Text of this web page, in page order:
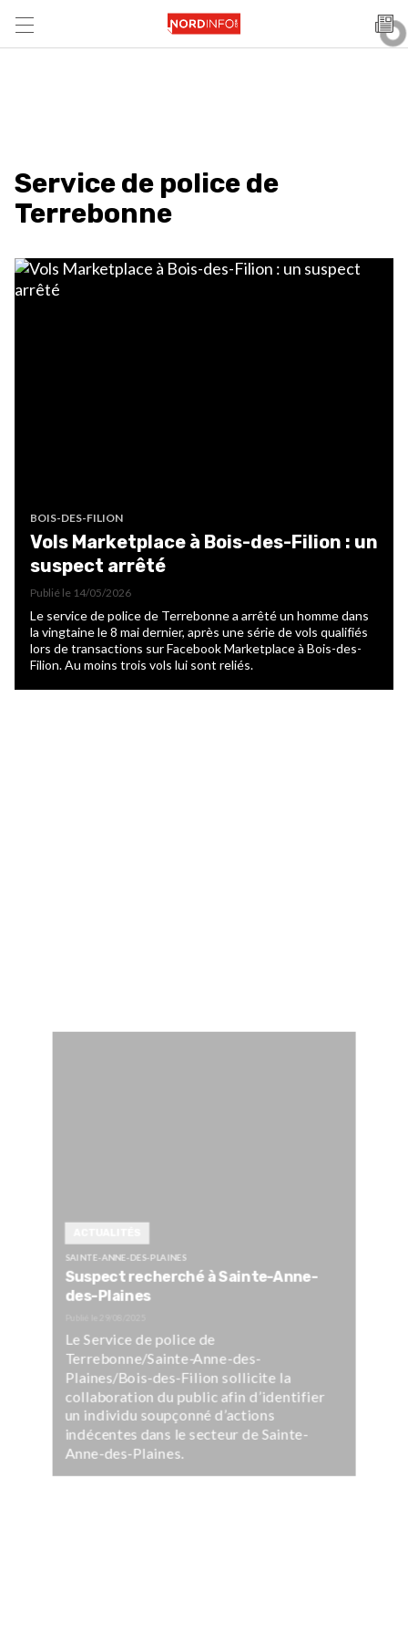
Service de police de
Terrebonne
BOIS-DES-FILION
Vols Marketplace à Bois-des-Filion : un
suspect arrêté
Publié le 14/05/2026
Le service de police de Terrebonne a arrêté un homme dans
la vingtaine le 8 mai dernier, après une série de vols qualifiés
lors de transactions sur Facebook Marketplace à Bois-des-
Filion. Au moins trois vols lui sont reliés.
SAINTE-ANNE-DES-PLAINES
Suspect recherché à Sainte-Anne-
des-Plaines
Le Service de police de
Terrebonne/Sainte-Anne-des-
Plaines/Bois-des-Filion sollicite la
collaboration du public afin d’identifier
un individu soupçonné d’actions
indécentes dans le secteur de Sainte-
Anne-des-Plaines.